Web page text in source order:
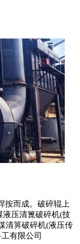
按而成。破碎辊上
液压清篦破碎机(技
清箅破碎机(液压传
有限公司